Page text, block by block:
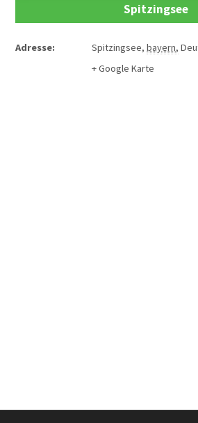
Spitzingsee
Adresse: Spitzingsee, bayern,
+ Google Karte